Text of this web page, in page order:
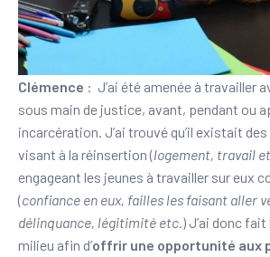
Clémence : J’ai été amenée à travailler
sous main de justice, avant, pendant ou
incarcération. J’ai trouvé qu’il existait
visant à la réinsertion (logement, travail
engageant les jeunes à travailler sur eux
(confiance en eux, failles les faisant aller
délinquance, légitimité etc.) J’ai donc
milieu afin d’offrir une opportunité aux